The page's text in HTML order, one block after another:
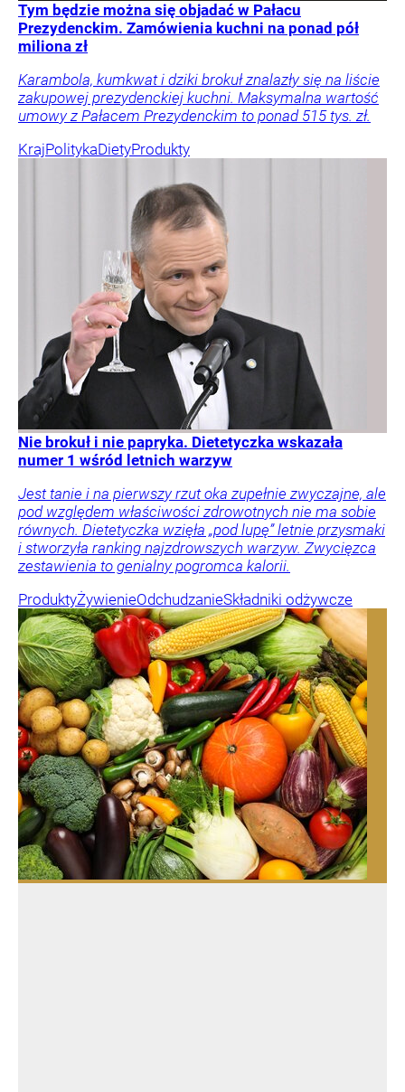
Tym będzie można się objadać w Pałacu
Prezydenckim. Zamówienia kuchni na ponad pół
miliona zł
Karambola, kumkwat i dziki brokuł znalazły się na liście
zakupowej prezydenckiej kuchni. Maksymalna wartość
umowy z Pałacem Prezydenckim to ponad 515 tys. zł.
KrajPolitykaDietyProdukty
Nie brokuł i nie papryka. Dietetyczka wskazała
numer 1 wśród letnich warzyw
Jest tanie i na pierwszy rzut oka zupełnie zwyczajne, ale
pod względem właściwości zdrowotnych nie ma sobie
równych. Dietetyczka wzięła „pod lupę” letnie przysmaki
i stworzyła ranking najzdrowszych warzyw. Zwycięzca
zestawienia to genialny pogromca kalorii.
ProduktyŻywienieOdchudzanieSkładniki odżywcze